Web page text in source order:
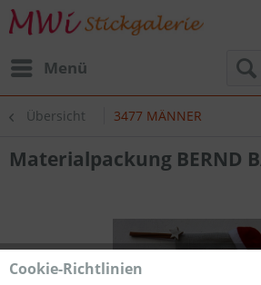
Menü
Übersicht 3477 MÄNNER
Materialpackung BERND
Cookie-Richtlinien